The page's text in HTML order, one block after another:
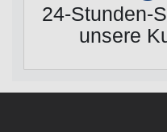
24-Stunden-
unsere